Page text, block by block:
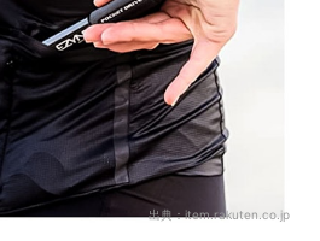
出典：item.rakuten.co.jp